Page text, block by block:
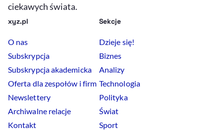
ciekawych świata.
xyz.pl
O nas
Subskrypcja
Subskrypcja akademicka
Oferta dla zespołów i firm
Newslettery
Archiwalne relacje
Kontakt
Sekcje
Dzieje się!
Biznes
Analizy
Technologia
Polityka
Świat
Sport